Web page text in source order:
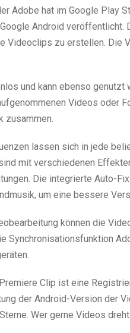
Adobe hat im Google Play
Android veröffentlicht.
Videoclips zu erstellen. Die
und kann ebenso genutzt
Videos oder
zusammen.
lassen sich in jede
mit verschiedenen
Die integrierte Auto-
um eine bessere
können die
Synchronisationsfunktion
Clip ist eine
der Android-Version der
Wer gerne Videos